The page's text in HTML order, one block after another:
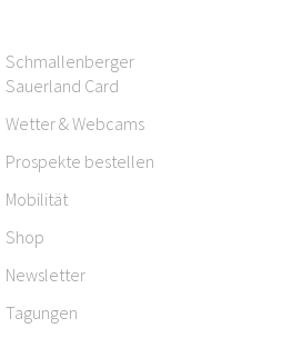
Schmallenberger
Sauerland Card
Wetter & Webcams
Prospekte bestellen
Mobilität
Shop
Newsletter
Tagungen